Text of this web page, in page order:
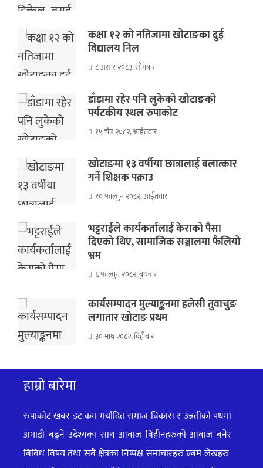
कक्षा १२ को नतिजामा खोटाङका दुई
विद्यालय निल
८ असार २०८३, सोमबार
डाँडामा रहेर पनि लुकेको खोटाङको
पर्यटकीय स्थल रुपाकोट
१५ चैत्र २०८२, आईतवार
खोटाङमा १३ वर्षीया छात्रालाई बलात्कार
गर्ने शिक्षक पक्राउ
१० फाल्गुन २०८२, आईतवार
भट्टराईले कार्यकर्तालाई केराको पैसा
दिएको थिए, सामाजिक सञ्जालमा फैलियो
भ्रम
६ फाल्गुन २०८२, बुधबार
कार्यसम्पादन मुल्याङ्कनमा हलेसी तुवाचुङ
लगातार खोटाङ प्रथम
३० माघ २०८२, बिहीबार
हाम्रो बारेमा
रुपाकोट खबर डट कम मर्यादित समाज विकास र उन्नतीको पथमा
अगाडी बढ्ने उदेश्यका साथ आवाज बिहीनहरुको आवाज बनेर
बिबिध विषय तथा सबै क्षेत्रका निष्पक्ष समाचारहरु एबम लेखहरु